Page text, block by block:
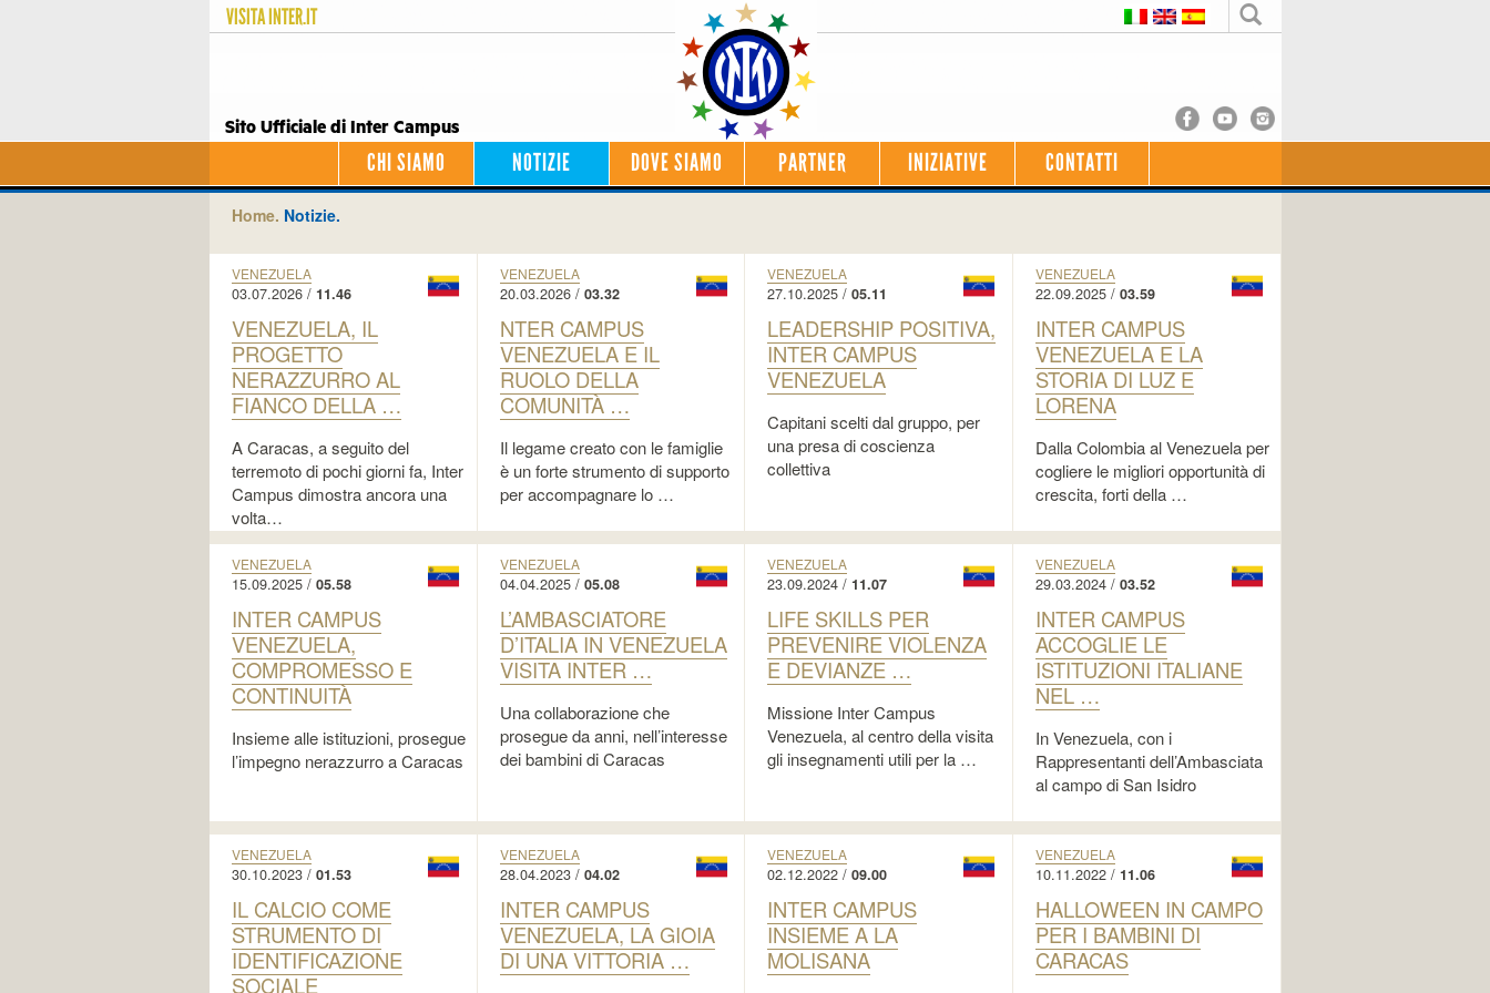
VISITAINTER.IT
Sito Ufficiale di Inter Campus
CHI SIAMO NOTIZIE DOVE SIAMO PARTNER INIZIATIVE CONTATTI
Home. Notizie.
VENEZUELA
03.07.2026 / 11.46
VENEZUELA, IL
PROGETTO
NERAZZURRO AL
FIANCO DELLA …
A Caracas, a seguito del
terremoto di pochi giorni fa, Inter
Campus dimostra ancora una
volta…
VENEZUELA
20.03.2026 / 03.32
NTER CAMPUS
VENEZUELA E IL
RUOLO DELLA
COMUNITÀ …
Il legame creato con le famiglie
è un forte strumento di supporto
per accompagnare lo …
VENEZUELA
27.10.2025 / 05.11
LEADERSHIP POSITIVA,
INTER CAMPUS
VENEZUELA
Capitani scelti dal gruppo, per
una presa di coscienza
collettiva
VENEZUELA
22.09.2025 / 03.59
INTER CAMPUS
VENEZUELA E LA
STORIA DI LUZ E
LORENA
Dalla Colombia al Venezuela per
cogliere le migliori opportunità di
crescita, forti della …
VENEZUELA
15.09.2025 / 05.58
INTER CAMPUS
VENEZUELA,
COMPROMESSO E
CONTINUITÀ
Insieme alle istituzioni, prosegue
l’impegno nerazzurro a Caracas
VENEZUELA
04.04.2025 / 05.08
L’AMBASCIATORE
D’ITALIA IN VENEZUELA
VISITA INTER …
Una collaborazione che
prosegue da anni, nell’interesse
dei bambini di Caracas
VENEZUELA
23.09.2024 / 11.07
LIFE SKILLS PER
PREVENIRE VIOLENZA
E DEVIANZE …
Missione Inter Campus
Venezuela, al centro della visita
gli insegnamenti utili per la …
VENEZUELA
29.03.2024 / 03.52
INTER CAMPUS
ACCOGLIE LE
ISTITUZIONI ITALIANE
NEL …
In Venezuela, con i
Rappresentanti dell’Ambasciata
al campo di San Isidro
VENEZUELA
30.10.2023 / 01.53
IL CALCIO COME
STRUMENTO DI
IDENTIFICAZIONE
SOCIALE
VENEZUELA
28.04.2023 / 04.02
INTER CAMPUS
VENEZUELA, LA GIOIA
DI UNA VITTORIA …
VENEZUELA
02.12.2022 / 09.00
INTER CAMPUS
INSIEME A LA
MOLISANA
VENEZUELA
10.11.2022 / 11.06
HALLOWEEN IN CAMPO
PER I BAMBINI DI
CARACAS